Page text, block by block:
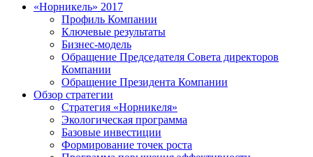
«Норникель» 2017
Профиль Компании
Ключевые результаты
Бизнес-модель
Обращение Председателя Совета директоров
Компании
Обращение Президента Компании
Обзор стратегии
Стратегия «Норникеля»
Экологическая программа
Базовые инвестиции
Формирование точек роста